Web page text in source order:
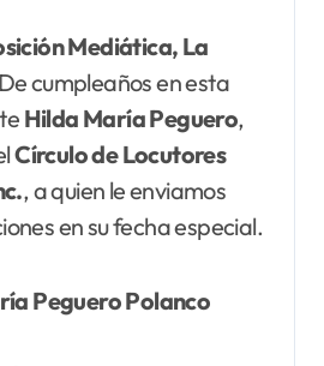
Mediática, La
cumpleaños en esta
Hilda María Peguero,
Círculo de Locutores
, a quien le enviamos
en su fecha especial.
Peguero Polanco